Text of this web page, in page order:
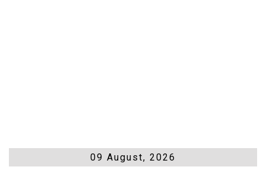
09 August, 2026